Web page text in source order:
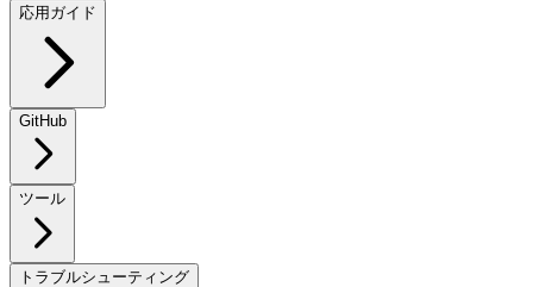
応用ガイド
GitHub
ツール
トラブルシューティング